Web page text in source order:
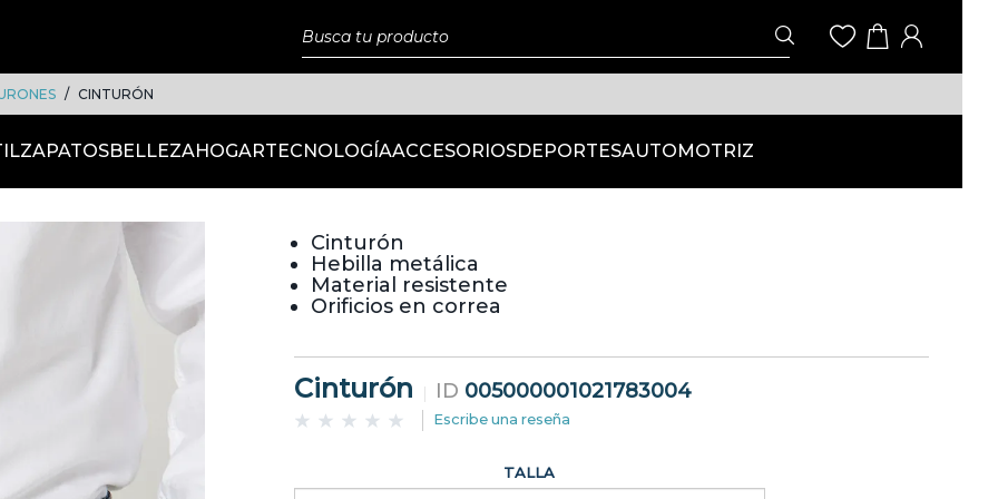
CINTURÓN
ZAPATOSBELLEZAHOGARTECNOLOGÍAACCESORIOSDEPORTESAUTOMOTRIZ
Cinturón
Hebilla metálica
Material resistente
Orificios en correa
Cinturón ID 005000001021783004
Escribe una reseña
TALLA